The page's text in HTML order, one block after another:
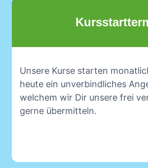
Unsere Kurse starten
heute ein unverbindliches
welchem wir Dir unsere frei
gerne übermitteln.